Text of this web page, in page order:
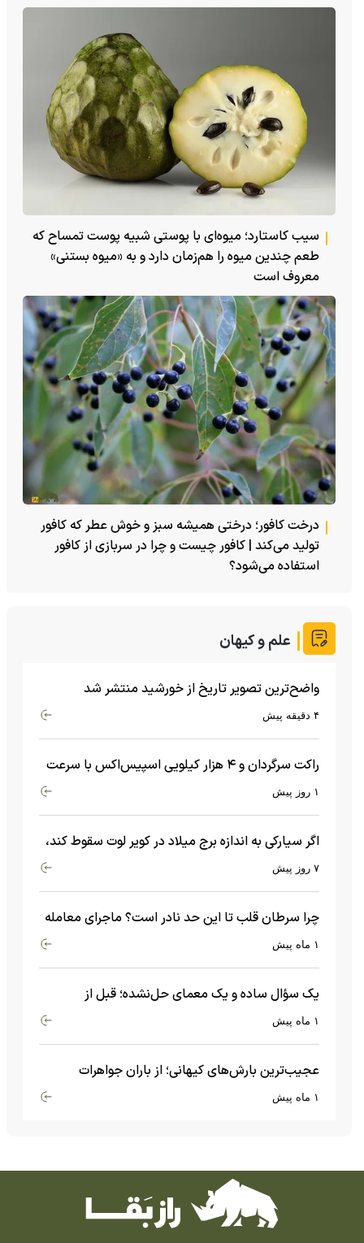
سیب کاستارد؛ میوه‌ای با پوستی شبیه پوست تمساح که
طعم چندین میوه را هم‌زمان دارد و به «میوه بستنی»
معروف است
درخت کافور؛ درختی همیشه سبز و خوش عطر که کافور
تولید می‌کند | کافور چیست و چرا در سربازی از کافور
استفاده می‌شود؟
علم و کیهان
واضح‌ترین تصویر تاریخ از خورشید منتشر شد
۴ دقیقه پیش
راکت سرگردان و ۴ هزار کیلویی اسپیس‌اکس با سرعت
هشت هزار و ۶۹۰ کیلومتر در ساعت به ماه برخورد کرد۱ روز پیش
اگر سیارکی به اندازه برج میلاد در کویر لوت سقوط کند،
چه اتفاقی می‌افتد؟
۷ روز پیش
چرا سرطان قلب تا این حد نادر است؟ ماجرای معامله
عجیبی که در بدن اتفاق می‌افتد!۱ ماه پیش
یک سؤال ساده و یک معمای حل‌نشده؛ قبل از
بیگ‌بنگ و آغاز جهان چه چیزی وجود داشت؟۱ ماه پیش
عجیب‌ترین بارش‌های کیهانی؛ از باران جواهرات
گران‌قیمت تا بارش آهن و شیشه۱ ماه پیش